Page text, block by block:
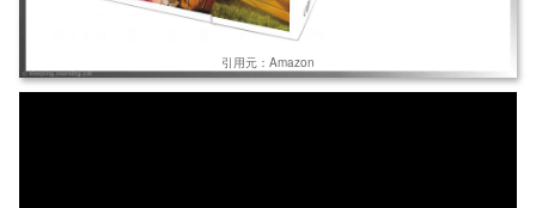
引用元：Amazon